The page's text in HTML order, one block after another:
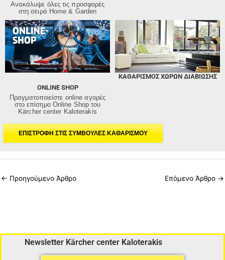
Ανακάλυψε όλες τις προσφορές
στη σειρά Home & Garden
ONLINE SHOP
Πραγματοποιείστε online αγορές
στο επίσημο Online Shop του
Kärcher center Kaloterakis
ΚΑΘΑΡΙΣΜΌΣ ΧΏΡΩΝ ΔΙΑΒΊΩΣΗΣ
ΕΠΙΣΤΡΟΦΗ ΣΤΙΣ ΣΥΜΒΟΥΛΕΣ ΚΑΘΑΡΙΣΜΟΥ
← Προηγούμενο Άρθρο Επόμενο Άρθρο →
Newsletter Kärcher center Kaloterakis